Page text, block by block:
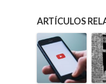
ARTÍCULOS